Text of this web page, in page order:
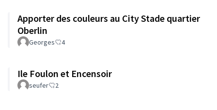
Apporter des couleurs au City Stade quartier
Oberlin
Georges 4
Ile Foulon et Encensoir
seufer 2